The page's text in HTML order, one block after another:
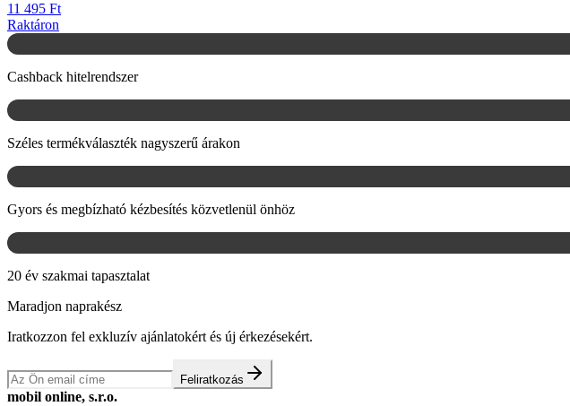
11 495 Ft
Raktáron
Cashback hitelrendszer
Széles termékválaszték nagyszerű árakon
Gyors és megbízható kézbesítés közvetlenül önhöz
20 év szakmai tapasztalat
Maradjon naprakész
Iratkozzon fel exkluzív ajánlatokért és új érkezésekért.
Feliratkozás
mobil online, s.r.o.